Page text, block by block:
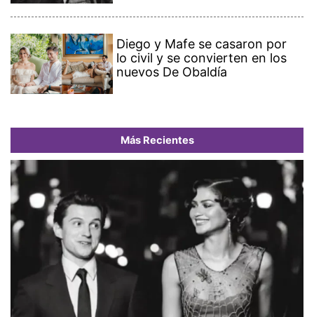
Diego y Mafe se casaron por
lo civil y se convierten en los
nuevos De Obaldía
Más Recientes